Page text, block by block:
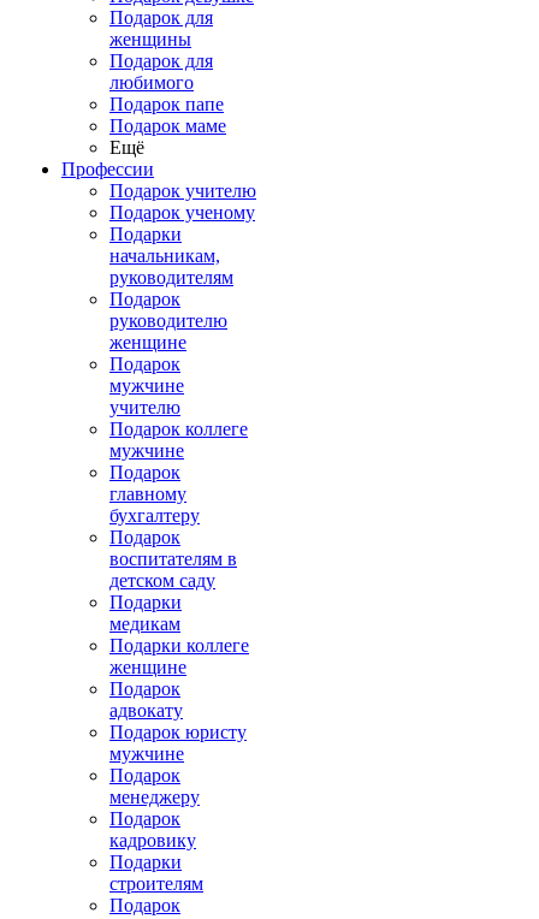
Подарок для
женщины
Подарок для
любимого
Подарок папе
Подарок маме
Ещё
Профессии
Подарок учителю
Подарок ученому
Подарки
начальникам,
руководителям
Подарок
руководителю
женщине
Подарок
мужчине
учителю
Подарок коллеге
мужчине
Подарок
главному
бухгалтеру
Подарок
воспитателям в
детском саду
Подарки
медикам
Подарки коллеге
женщине
Подарок
адвокату
Подарок юристу
мужчине
Подарок
менеджеру
Подарок
кадровику
Подарки
строителям
Подарок